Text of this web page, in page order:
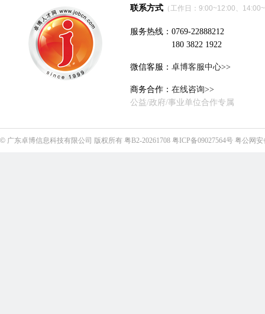
联系方式 （工作日：9:00~12:00、
服务热线：0769-22888212
180 3822 1922
微信客服： 卓博客服中心>>
商务合作： 在线咨询>>
公益/政府/事业单位合作专属
© 广东卓博信息科技有限公司 版权所有 粤B2-20261708 粤ICP备09027564号 粤公网安